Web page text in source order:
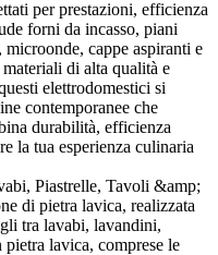
per prestazioni, efficienza
forni da incasso, piani
cappe aspiranti e
di alta qualità e
elettrodomestici si
contemporanee che
durabilità, efficienza
la tua esperienza culinaria
Piastrelle, Tavoli &amp;
di pietra lavica, realizzata
tra lavabi, lavandini,
lavica, comprese le